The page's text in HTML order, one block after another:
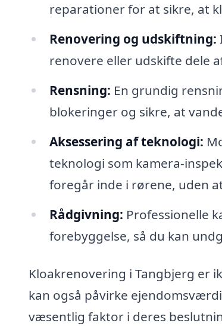
reparationer for at sikre, at
Renovering og udskiftning:
renovere eller udskifte dele
Rensning: En grundig
blokeringer og sikre, at
Aksessering af teknologi:
teknologi som kamera-
foregår inde i rørene, uden
Rådgivning: Professionelle
forebyggelse, så du kan
Kloakrenovering i Tangbjerg er
kan også påvirke
væsentlig faktor i deres